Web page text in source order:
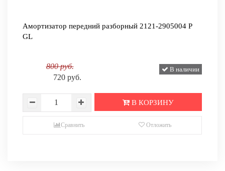
Амортизатор передний разборный 2121-2905004 P
GL
800 руб.
720 руб.
В наличии
В КОРЗИНУ
Сравнить Отложить